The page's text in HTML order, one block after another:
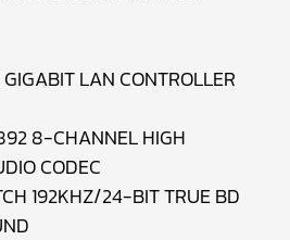
GIGABIT LAN CONTROLLER
8-CHANNEL HIGH
CODEC
192KHZ/24-BIT TRUE BD